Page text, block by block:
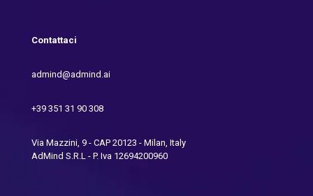
Contattaci
admind@admind.ai
+39 351 31 90 308
Via Mazzini, 9 - CAP 20123 - Milan, Italy
AdMind S.R.L - P. Iva 12694200960